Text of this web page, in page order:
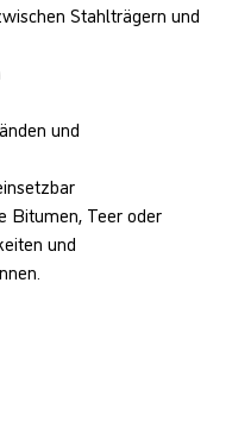
Stahlträgern und
und
Bitumen, Teer oder
und